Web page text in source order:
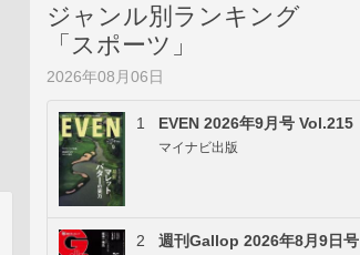
ジャンル別ランキング
「スポーツ」
2026年08月06日
1 EVEN 2026年9月号 Vol.215
マイナビ出版
2 週刊Gallop 2026年8月9日号